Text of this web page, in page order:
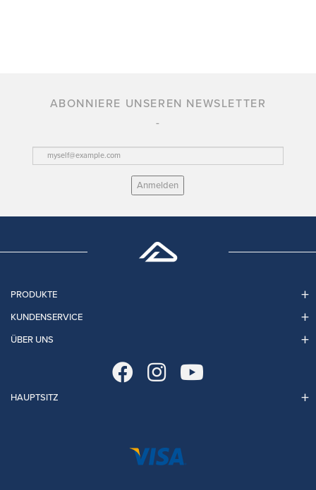
ABONNIERE UNSEREN NEWSLETTER
Anmelden
PRODUKTE
KUNDENSERVICE
ÜBER UNS
HAUPTSITZ